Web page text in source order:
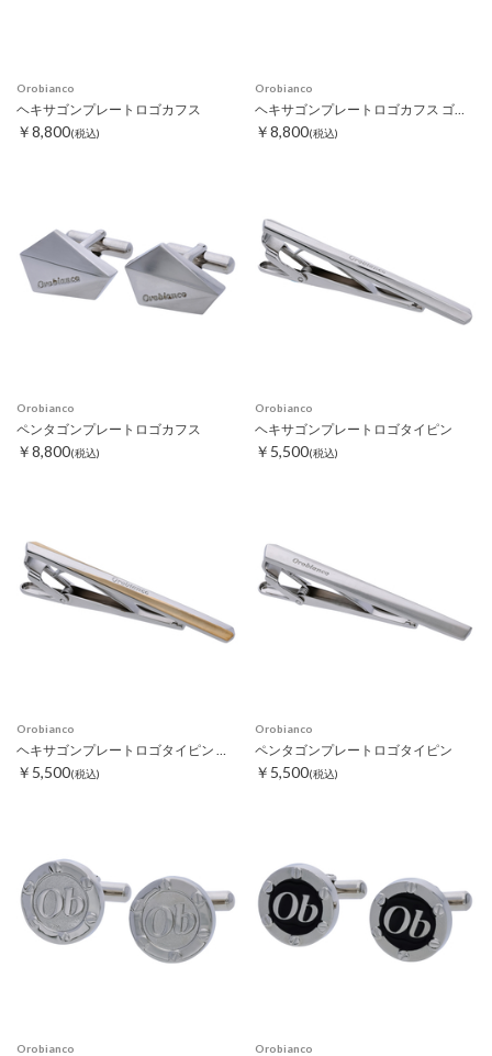
Orobianco
ヘキサゴンプレートロゴカフス
￥8,800(税込)
Orobianco
ヘキサゴンプレートロゴカフス ゴールド
￥8,800(税込)
Orobianco
ペンタゴンプレートロゴカフス
￥8,800(税込)
Orobianco
ヘキサゴンプレートロゴタイピン
￥5,500(税込)
Orobianco
￥5,500(税込)
Orobianco
ペンタゴンプレートロゴタイピン
￥5,500(税込)
Orobianco Orobianco